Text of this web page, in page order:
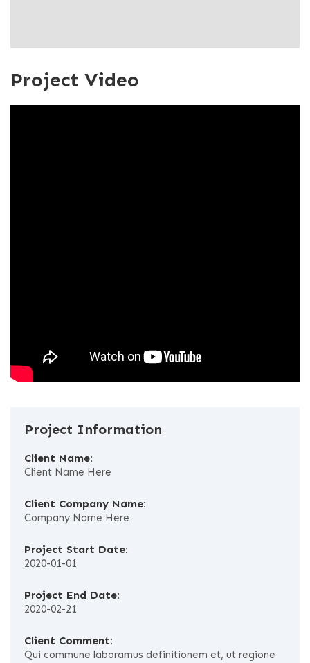
Project Video
Project Information
Client Name:
Client Name Here
Client Company Name:
Company Name Here
Project Start Date:
2020-01-01
Project End Date:
2020-02-21
Client Comment:
Qui commune laboramus definitionem et, ut regione